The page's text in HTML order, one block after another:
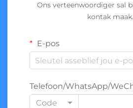
Ons verteenwoordiger sal
kontak maak.
E-pos
Telefoon/WhatsApp/
Code